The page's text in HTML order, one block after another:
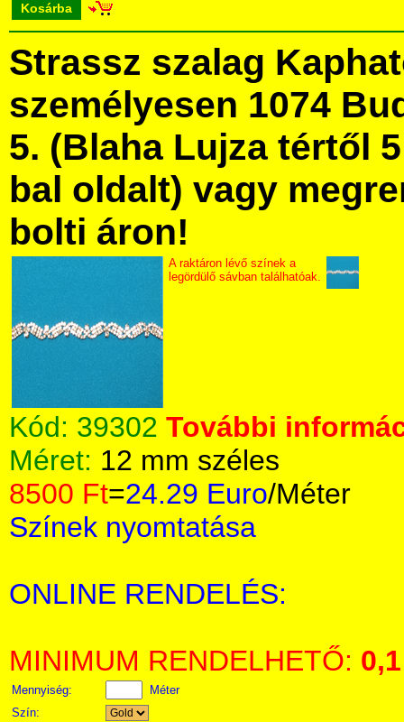
Kosárba
Strassz szalag
személyesen 1074
5. (Blaha Lujza tértől
bal oldalt) vagy
bolti áron!
A raktáron lévő színek a
legördülő sávban találhatóak.
Kód: 39302 További
Méret: 12 mm széles
8500 Ft=24.29 Euro/Méter
Színek nyomtatása
ONLINE RENDELÉS:
MINIMUM RENDELHETŐ: 0,1
Mennyiség:
Méter
Szín: